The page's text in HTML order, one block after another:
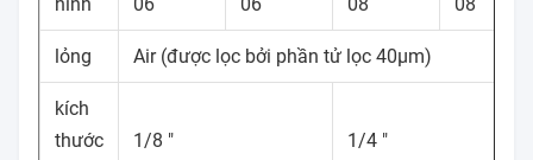
lỏng Air (được lọc bởi phần tử lọc 40μm)
kích
thước
1/8 " 1/4 "